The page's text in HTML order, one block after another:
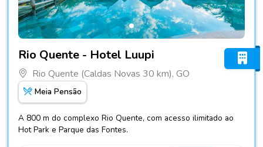
Rio Quente - Hotel Luupi
Rio Quente (Caldas Novas 30 km), GO
Meia Pensão
A 800 m do complexo Rio Quente, com acesso ilimitado ao
Hot Park e Parque das Fontes.